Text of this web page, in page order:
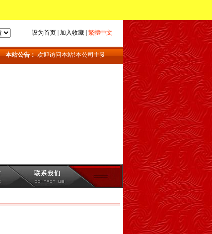
设为首页| 加入收藏| 繁體中文
本站公告： 欢迎访问本站!本公司主要产品：地磅_上海地磅_地磅维修